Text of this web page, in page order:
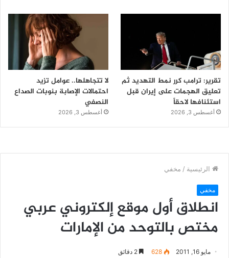
تقرير: ترامب كرر نمط التهديد ثم
تعليق الهجمات على إيران قبل
استئنافها لاحقاً
أغسطس 3, 2026
لا تتجاهلها.. عوامل تزيد
احتمالات الإصابة بنوبات الصداع
النصفي
أغسطس 3, 2026